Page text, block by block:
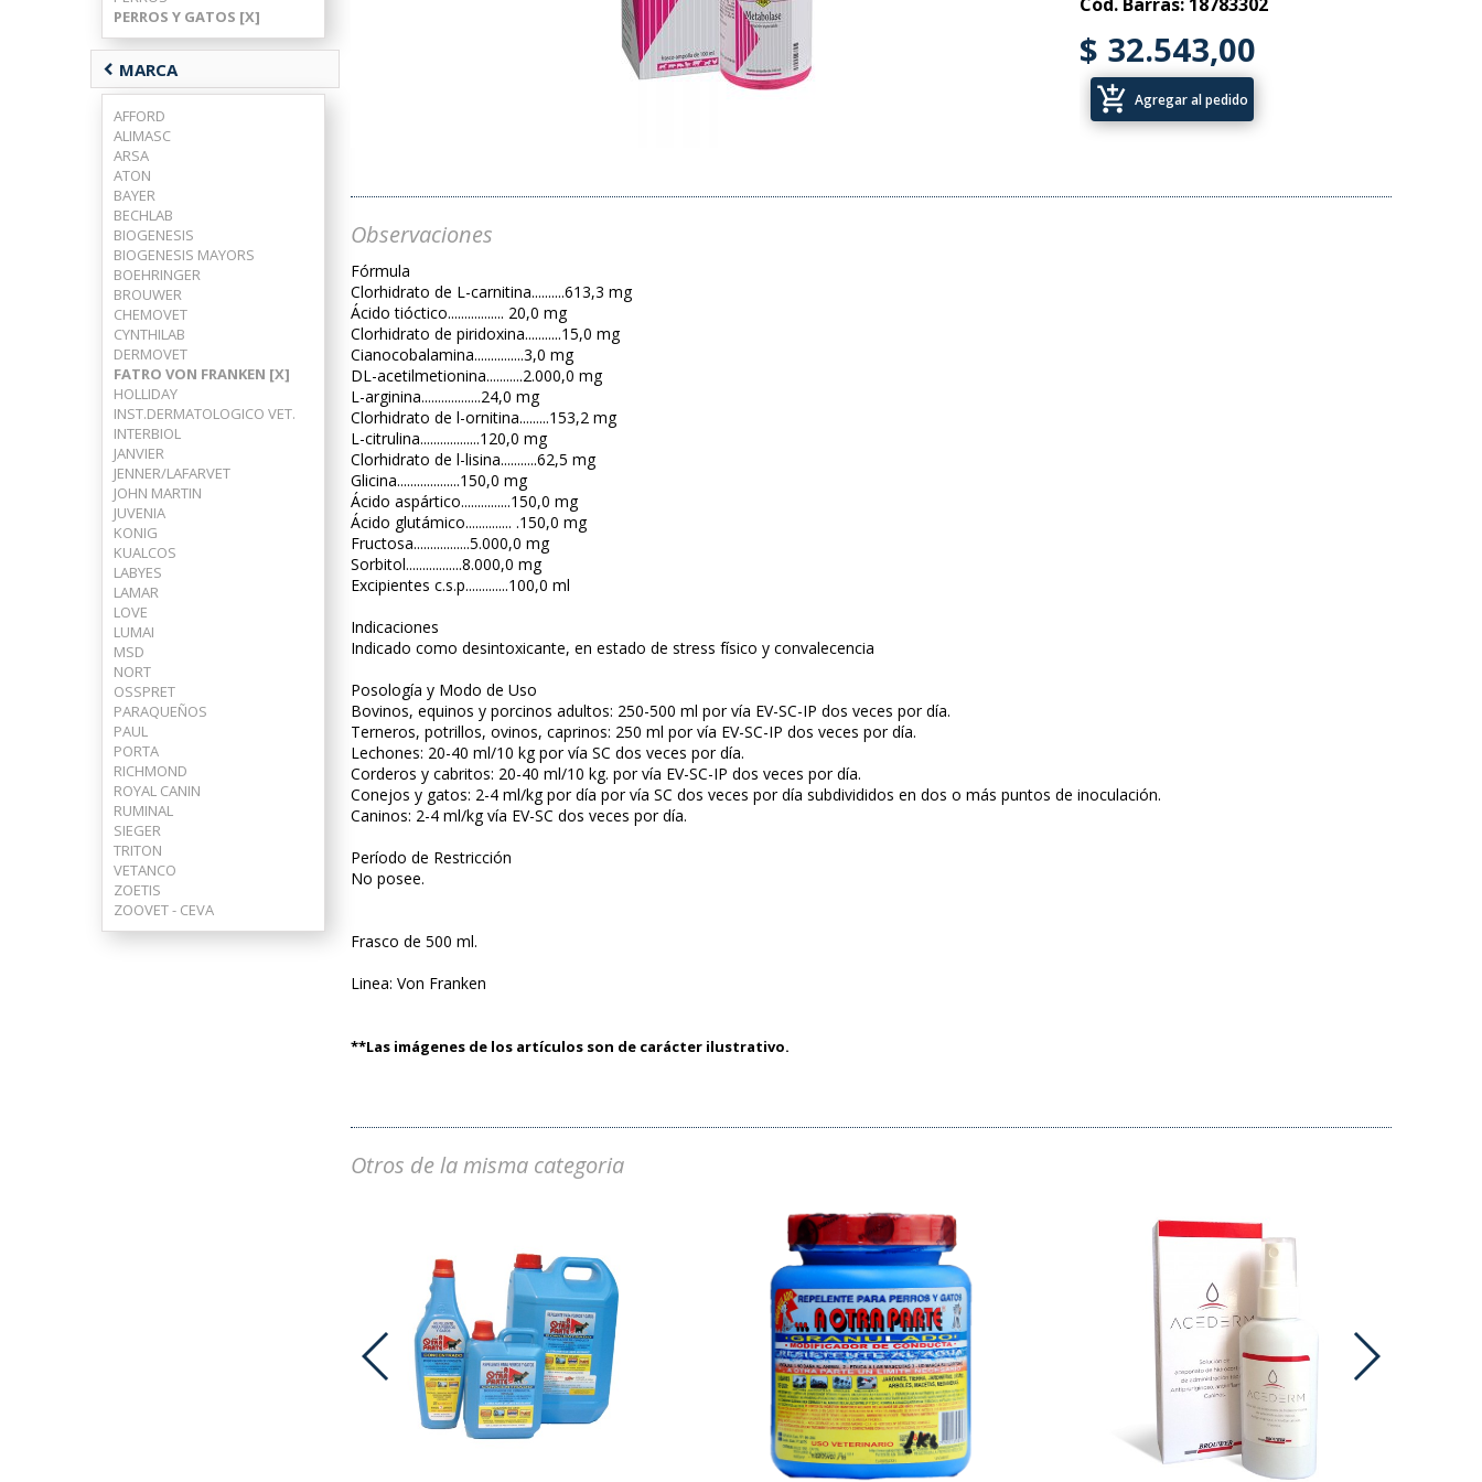
PERROS Y GATOS [X]
chevron_left MARCA
AFFORD
ALIMASC
ARSA
ATON
BAYER
BECHLAB
BIOGENESIS
BIOGENESIS MAYORS
BOEHRINGER
BROUWER
CHEMOVET
CYNTHILAB
DERMOVET
FATRO VON FRANKEN [X]
HOLLIDAY
INST.DERMATOLOGICO VET.
INTERBIOL
JANVIER
JENNER/LAFARVET
JOHN MARTIN
JUVENIA
KONIG
KUALCOS
LABYES
LAMAR
LOVE
LUMAI
MSD
NORT
OSSPRET
PARAQUEÑOS
PAUL
PORTA
RICHMOND
ROYAL CANIN
RUMINAL
SIEGER
TRITON
VETANCO
ZOETIS
ZOOVET - CEVA
$ 32.543,00
add_shopping_cart Agregar al pedido
Observaciones
Fórmula
Clorhidrato de L-carnitina..........613,3 mg
Ácido tióctico................. 20,0 mg
Clorhidrato de piridoxina...........15,0 mg
Cianocobalamina...............3,0 mg
DL-acetilmetionina...........2.000,0 mg
L-arginina..................24,0 mg
Clorhidrato de l-ornitina.........153,2 mg
L-citrulina..................120,0 mg
Clorhidrato de l-lisina...........62,5 mg
Glicina...................150,0 mg
Ácido aspártico...............150,0 mg
Ácido glutámico.............. .150,0 mg
Fructosa.................5.000,0 mg
Sorbitol.................8.000,0 mg
Excipientes c.s.p.............100,0 ml
Indicaciones
Indicado como desintoxicante, en estado de stress físico y convalecencia
Posología y Modo de Uso
Bovinos, equinos y porcinos adultos: 250-500 ml por vía EV-SC-IP dos veces por día.
Terneros, potrillos, ovinos, caprinos: 250 ml por vía EV-SC-IP dos veces por día.
Lechones: 20-40 ml/10 kg por vía SC dos veces por día.
Corderos y cabritos: 20-40 ml/10 kg. por vía EV-SC-IP dos veces por día.
Conejos y gatos: 2-4 ml/kg por día por vía SC dos veces por día subdivididos en dos o más puntos de inoculación.
Caninos: 2-4 ml/kg vía EV-SC dos veces por día.
Período de Restricción
No posee.
Frasco de 500 ml.
Linea: Von Franken
**Las imágenes de los artículos son de carácter ilustrativo.
Otros de la misma categoria